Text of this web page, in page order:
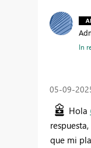
In
‎05-09-
Hola
que mi